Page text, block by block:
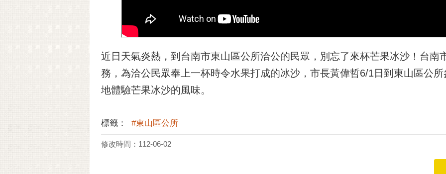
近日天氣炎熱，到台南市東山區公所洽公的民眾，別忘了來杯芒果冰沙！台南
務，為洽公民眾奉上一杯時令水果打成的冰沙，市長黃偉哲6/1日到東山區公
地體驗芒果冰沙的風味。
標籤： #東山區公所
修改時間：112-06-02